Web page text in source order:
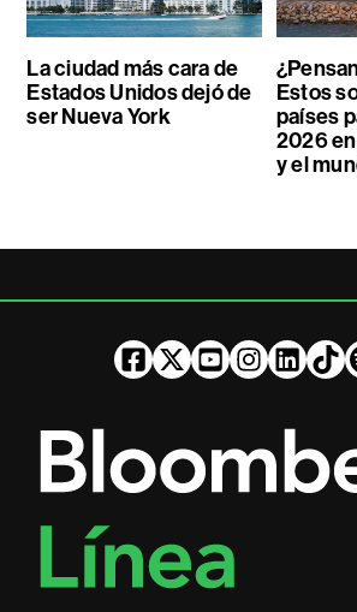
La ciudad más cara de
Estados Unidos dejó de
ser Nueva York
Estos
países
2026
y el